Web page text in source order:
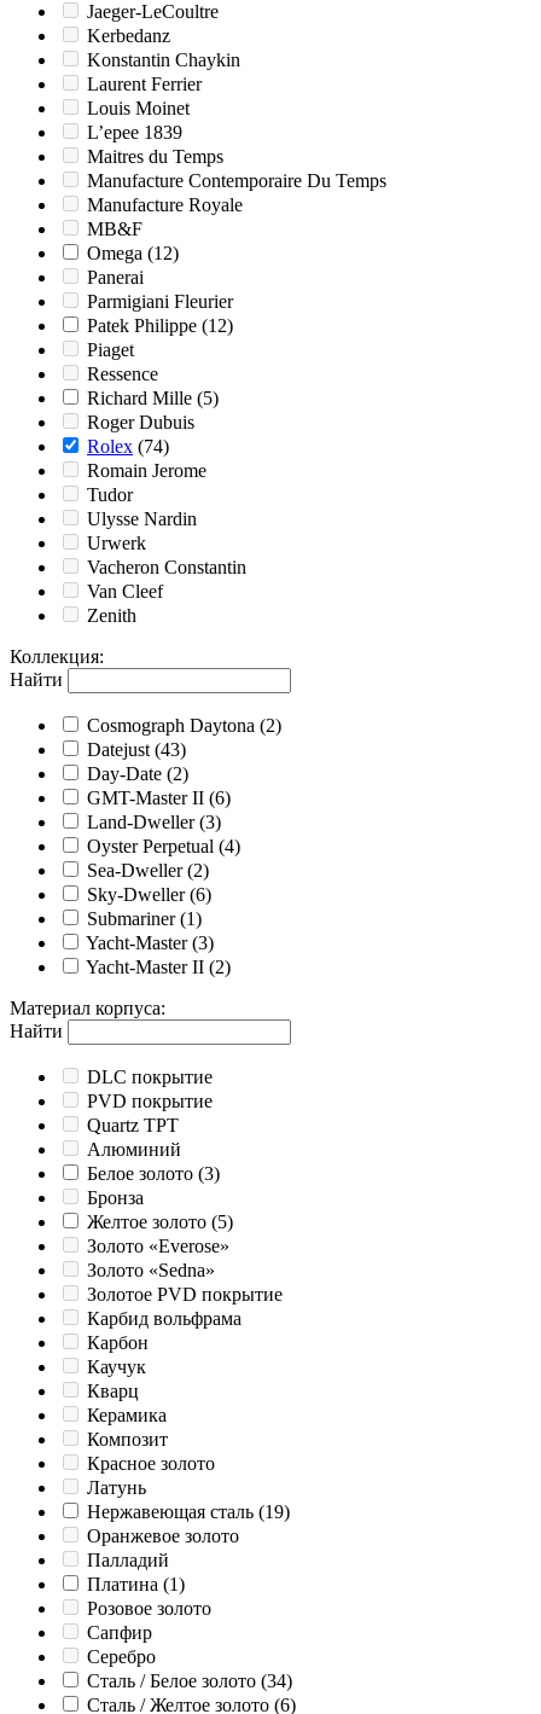
Jaeger-LeCoultre
Kerbedanz
Konstantin Chaykin
Laurent Ferrier
Louis Moinet
L’epee 1839
Maitres du Temps
Manufacture Contemporaire Du Temps
Manufacture Royale
MB&F
Omega (12)
Panerai
Parmigiani Fleurier
Patek Philippe (12)
Piaget
Ressence
Richard Mille (5)
Roger Dubuis
Rolex (74)
Romain Jerome
Tudor
Ulysse Nardin
Urwerk
Vacheron Constantin
Van Cleef
Zenith
Коллекция:
Найти
Cosmograph Daytona (2)
Datejust (43)
Day-Date (2)
GMT-Master II (6)
Land-Dweller (3)
Oyster Perpetual (4)
Sea-Dweller (2)
Sky-Dweller (6)
Submariner (1)
Yacht-Master (3)
Yacht-Master II (2)
Материал корпуса:
Найти
DLC покрытие
PVD покрытие
Quartz TPT
Алюминий
Белое золото (3)
Бронза
Желтое золото (5)
Золото «Everose»
Золото «Sedna»
Золотое PVD покрытие
Карбид вольфрама
Карбон
Каучук
Кварц
Керамика
Композит
Красное золото
Латунь
Нержавеющая сталь (19)
Оранжевое золото
Палладий
Платина (1)
Розовое золото
Сапфир
Серебро
Сталь / Белое золото (34)
Сталь / Желтое золото (6)